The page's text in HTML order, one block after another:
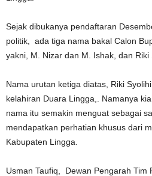
Sejak dibukanya pendaftaran
politik, ada tiga nama bakal Calon
yakni, M. Nizar dan M. Ishak, dan Riki
Nama urutan ketiga diatas, Riki
kelahiran Duara Lingga,. Namanya
nama itu semakin menguat sebagai
mendapatkan perhatian khusus dari
Kabupaten Lingga.
Usman Taufiq, Dewan Pengarah Tim